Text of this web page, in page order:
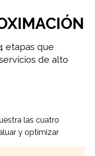
etapas que
de alto